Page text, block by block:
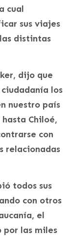
cual
sus viajes
distintas
dijo que
los
nuestro país
Chiloé,
con
relacionadas
todos sus
con otros
el
las miles